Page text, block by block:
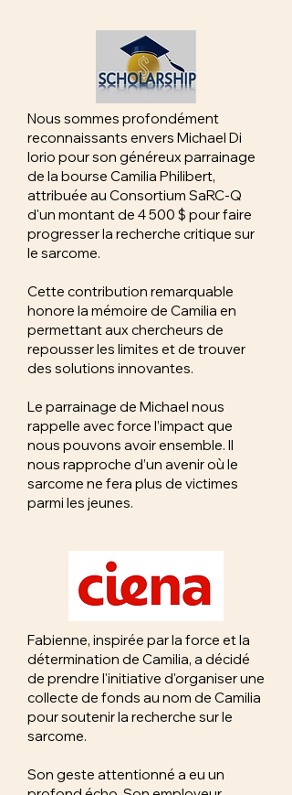
Nous sommes profondément
reconnaissants envers Michael Di
Iorio pour son généreux parrainage
de la bourse Camilia Philibert,
attribuée au Consortium SaRC-Q
d'un montant de 4 500 $ pour faire
progresser la recherche critique sur
le sarcome.
Cette contribution remarquable
honore la mémoire de Camilia en
permettant aux chercheurs de
repousser les limites et de trouver
des solutions innovantes.
Le parrainage de Michael nous
rappelle avec force l’impact que
nous pouvons avoir ensemble. Il
nous rapproche d’un avenir où le
sarcome ne fera plus de victimes
parmi les jeunes.
Fabienne, inspirée par la force et la
détermination de Camilia, a décidé
de prendre l'initiative d'organiser une
collecte de fonds au nom de Camilia
pour soutenir la recherche sur le
sarcome.
Son geste attentionné a eu un